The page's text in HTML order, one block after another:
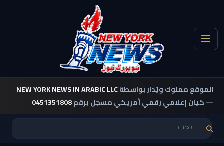
الموقع مملوك ويُدار بواسطةNEW YORK NEWS IN ARABIC LLC
— كيان إعلامي رقمي أمريكي مسجل برقم0451351808